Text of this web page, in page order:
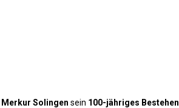
Merkur Solingen sein 100-jähriges Bestehen